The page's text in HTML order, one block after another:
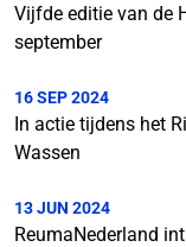
Vijfde editie van de
september
16 SEP 2024
In actie tijdens het
Wassen
13 JUN 2024
ReumaNederland